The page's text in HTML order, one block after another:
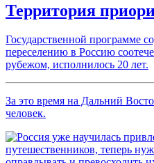
Территория
Государственной программе
переселению в Россию
рубежом, исполнилось 20 лет.
За это время на Дальний
человек.